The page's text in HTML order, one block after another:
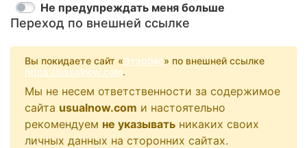
Переход по внешней ссылке
Не предупреждать меня больше
Вы покидаете сайт «Этэрбэс» по внешней ссылке
https://usualnow.com.
Мы не несем ответственности за содержимое
сайта usualnow.com и настоятельно
рекомендуем не указывать никаких своих
личных данных на сторонних сайтах.